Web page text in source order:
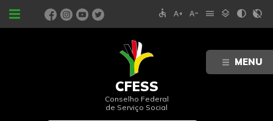
MENU
PORTAIS accessible text_increase text_decrease menu layers contrast contrast_rtl_off
CFESS
Conselho Federal
de Serviço Social